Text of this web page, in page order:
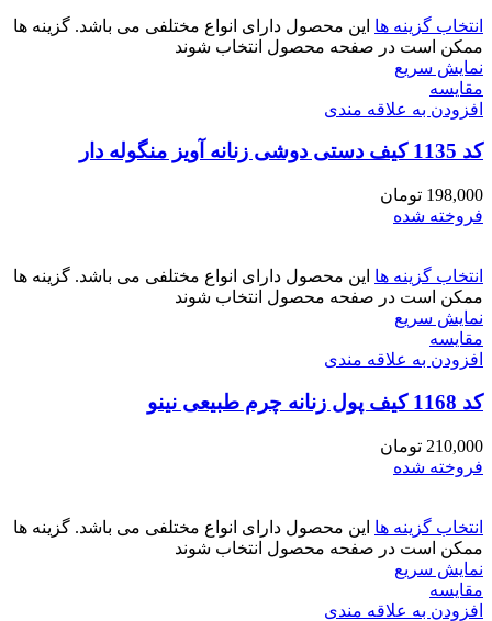
انتخاب گزینه ها این محصول دارای انواع مختلفی می باشد. گزینه ها
ممکن است در صفحه محصول انتخاب شوند
نمایش سریع
مقايسه
افزودن به علاقه مندی
کد 1135 کیف دستی دوشی زنانه آویز منگوله دار
198,000 تومان
فروخته شده
انتخاب گزینه ها این محصول دارای انواع مختلفی می باشد. گزینه ها
ممکن است در صفحه محصول انتخاب شوند
نمایش سریع
مقايسه
افزودن به علاقه مندی
کد 1168 کیف پول زنانه چرم طبیعی نینو
210,000 تومان
فروخته شده
انتخاب گزینه ها این محصول دارای انواع مختلفی می باشد. گزینه ها
ممکن است در صفحه محصول انتخاب شوند
نمایش سریع
مقايسه
افزودن به علاقه مندی